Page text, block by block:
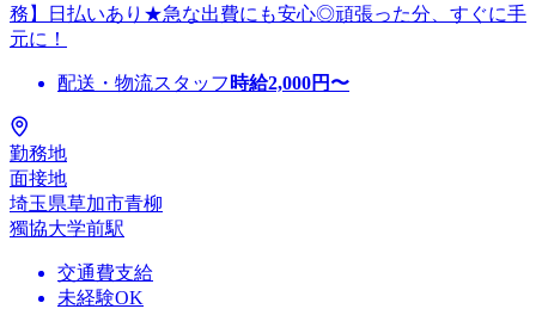
務】日払いあり★急な出費にも安心◎頑張った分、すぐに手
元に！
配送・物流スタッフ 時給2,000円〜
勤務地
面接地
埼玉県草加市青柳
獨協大学前駅
交通費支給
未経験OK